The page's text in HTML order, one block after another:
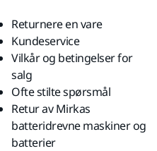
Returnere en vare
Kundeservice
Vilkår og betingelser for
salg
Ofte stilte spørsmål
Retur av Mirkas
batteridrevne maskiner og
batterier